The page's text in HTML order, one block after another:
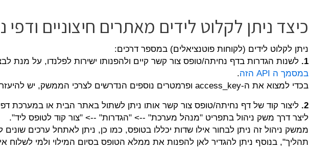
כיצד ניתן לקלוט לידים מאתרים חיצוניים ודפי
ניתן לקלוט לידים (לקוחות פוטנציאלים) במספר דרכים:
1. לשנות הגדרות בדף נחיתה/טופס צור קשר קיים ולהפנותו ישירות לפלנדו, על מנת
במסמך ה API הזה
.
בכדי למצוא את ה-access_key ופרמטרים נוספים הנדרשים לצרכי הממשק, יש להיעזר בסרטון זה -
2. ליצור קוד של דף נחיתה/טופס צור קשר אותו ניתן לשתול באתר הבית או במערכת דפי
ליצר דרך משק ניהול בתפריט "מנהל מערכת" --> "הגדרות" --> "צור קוד לטופס ליד".
ממשק ניהול זה ניתן לבחור אילו שדות יכללו בטופס, כמו כן, ניתן לאתחל ערכים
תהליך", בנוסף ניתן להגדיר לאן להפנות את ממלא הטופס בסיום המילוי ולמי לשלוח